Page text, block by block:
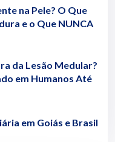
na Pele? O Que
e o Que NUNCA
da Lesão Medular?
em Humanos Até
em Goiás e Brasil